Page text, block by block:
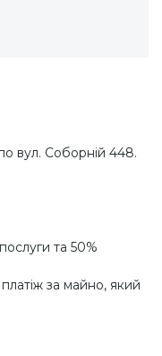
вул. Соборній 448.
та 50%
за майно, який